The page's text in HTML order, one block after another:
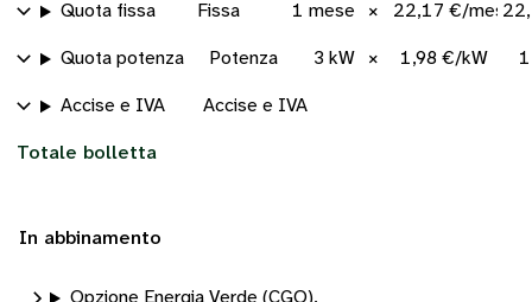
Quota fissa Fissa 1 mese × 22,17 €/mese
Quota potenza Potenza 3 kW × 1,98 €/kW
Accise e IVA Accise e IVA
Totale bolletta
In abbinamento
Opzione Energia Verde (CGO).